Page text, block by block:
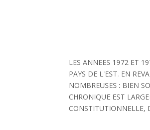
LES ANNEES 1972 ET
PAYS DE L'EST. EN
NOMBREUSES : BIEN
CHRONIQUE EST
CONSTITUTIONNELLE,